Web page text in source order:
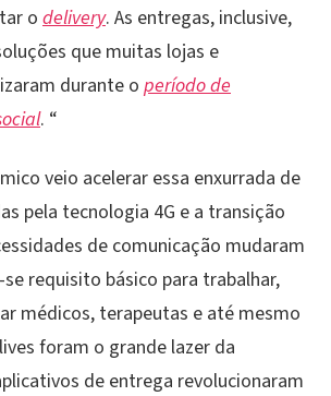
o delivery. As entregas, inclusive,
que muitas lojas e
durante o período de
. “
veio acelerar essa enxurrada de
pela tecnologia 4G e a transição
de comunicação mudaram
requisito básico para trabalhar,
médicos, terapeutas e até mesmo
foram o grande lazer da
de entrega revolucionaram